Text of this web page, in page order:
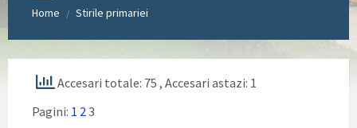
Home / Stirile primariei
Accesari totale: 75 , Accesari astazi: 1
Pagini: 1 2 3